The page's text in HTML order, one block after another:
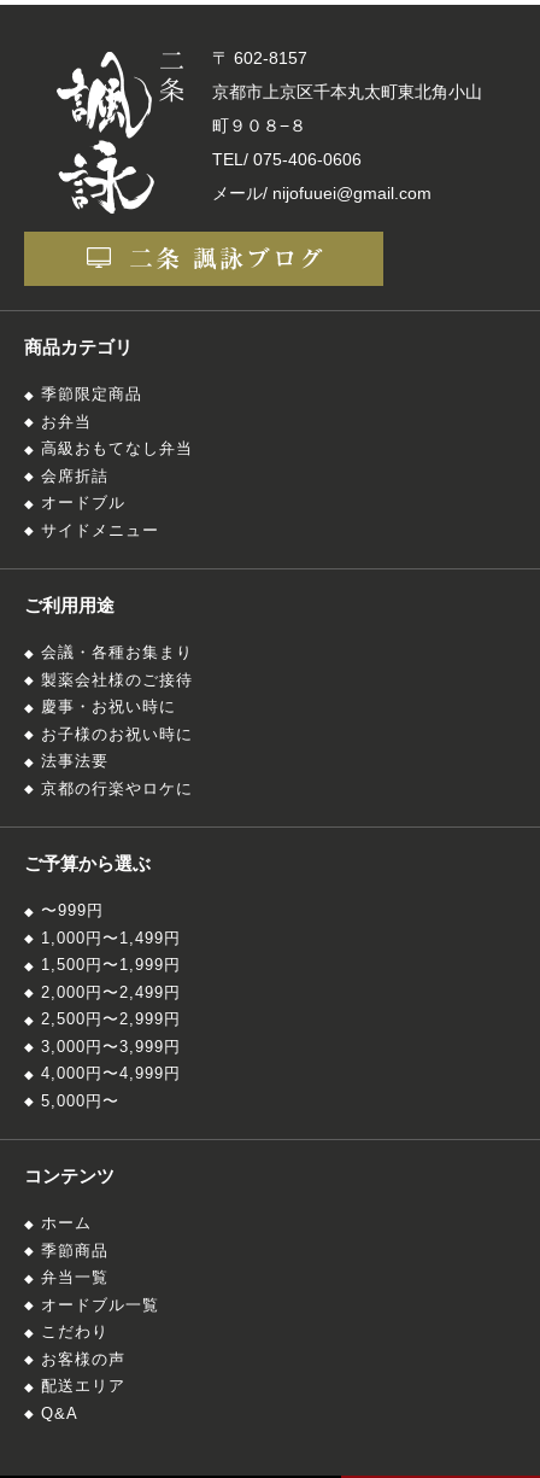
〒 602-8157
京都市上京区千本丸太町東北角小山
町９０８−８
TEL/ 075-406-0606
メール/ nijofuuei@gmail.com
商品カテゴリ
季節限定商品
お弁当
高級おもてなし弁当
会席折詰
オードブル
サイドメニュー
ご利用用途
会議・各種お集まり
製薬会社様のご接待
慶事・お祝い時に
お子様のお祝い時に
法事法要
京都の行楽やロケに
ご予算から選ぶ
〜999円
1,000円〜1,499円
1,500円〜1,999円
2,000円〜2,499円
2,500円〜2,999円
3,000円〜3,999円
4,000円〜4,999円
5,000円〜
コンテンツ
ホーム
季節商品
弁当一覧
オードブル一覧
こだわり
お客様の声
配送エリア
Q&A